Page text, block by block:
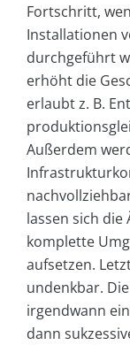
Fortschritt,
Installationen
durchgeführt
erhöht die
erlaubt z. B.
Außerdem
lassen sich
komplette
aufsetzen.
undenkbar.
irgendwann
dann